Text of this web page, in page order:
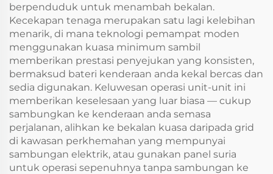
berpenduduk untuk menambah bekalan.
Kecekapan tenaga merupakan satu lagi kelebihan
menarik, di mana teknologi pemampat moden
menggunakan kuasa minimum sambil
memberikan prestasi penyejukan yang konsisten,
bermaksud bateri kenderaan anda kekal bercas dan
sedia digunakan. Keluwesan operasi unit-unit ini
memberikan keselesaan yang luar biasa — cukup
sambungkan ke kenderaan anda semasa
perjalanan, alihkan ke bekalan kuasa daripada grid
di kawasan perkhemahan yang mempunyai
sambungan elektrik, atau gunakan panel suria
untuk operasi sepenuhnya tanpa sambungan ke